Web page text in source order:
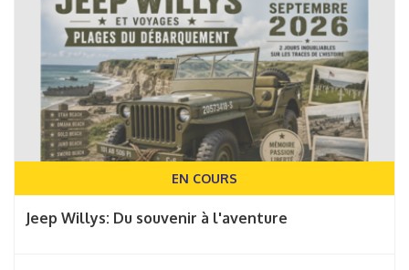
EN COURS
Jeep Willys: Du souvenir à l'aventure